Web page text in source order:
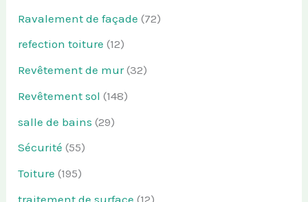
Ravalement de façade (72)
refection toiture (12)
Revêtement de mur(32)
Revêtement sol (148)
salle de bains (29)
Sécurité (55)
Toiture (195)
traitement de surface (12)